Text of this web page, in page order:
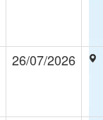
26/07/2026